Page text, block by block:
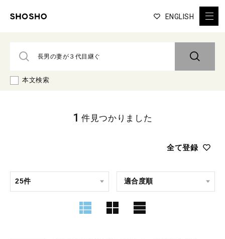
ENGLISH
本文検索
全て登録
1 件見つかりました